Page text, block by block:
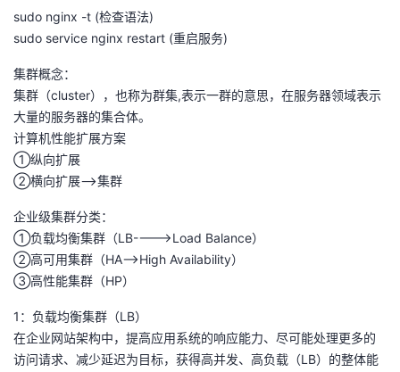
sudo nginx -t (检查语法)
sudo service nginx restart (重启服务)
集群概念：
集群（cluster），也称为群集,表示一群的意思，在服务器领域表示
大量的服务器的集合体。
计算机性能扩展方案
①纵向扩展
②横向扩展—>集群
企业级集群分类：
①负载均衡集群（LB---->Load Balance）
②高可用集群（HA—>High Availability）
③高性能集群（HP）
1：负载均衡集群（LB）
在企业网站架构中，提高应用系统的响应能力、尽可能处理更多的
访问请求、减少延迟为目标，获得高并发、高负载（LB）的整体能